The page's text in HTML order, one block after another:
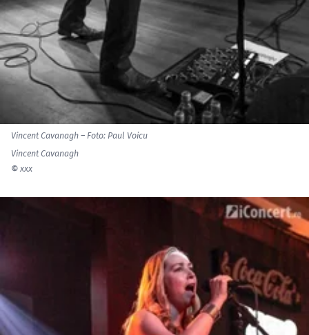
Vincent Cavanagh – Foto: Paul Voicu
Vincent Cavanagh
© xxx